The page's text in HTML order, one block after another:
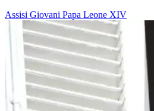
Assisi Giovani Papa Leone XIV